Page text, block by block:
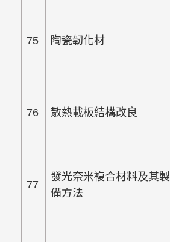
75 陶瓷韌化材
76 散熱載板結構改良
77
發光奈米複合材料及其製
備方法